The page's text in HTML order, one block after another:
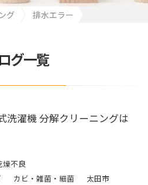
グ
排水エラー
グ一覧
洗濯機 分解クリーニングは
燥不良
カビ・雑菌・細菌
太田市